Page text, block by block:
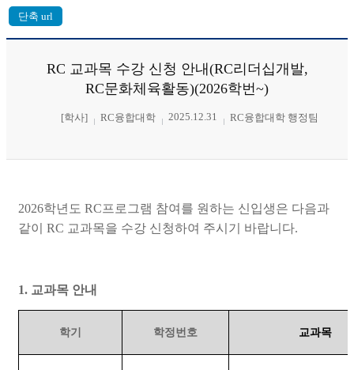
RC 교과목 수강 신청 안내(RC리더십개발,
RC문화체육활동)(2026학번~)
[학사] RC융합대학 2025.12.31 RC융합대학 행정팀
2026학년도 RC프로그램 참여를 원하는 신입생은 다음과
같이 RC 교과목을 수강 신청하여 주시기 바랍니다.
1. 교과목 안내
학기 학정번호 교과목